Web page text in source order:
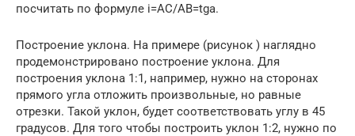
посчитать по формуле i=AC/AB=tga.
Построение уклона. На примере (рисунок ) наглядно
продемонстрировано построение уклона. Для
построения уклона 1:1, например, нужно на сторонах
прямого угла отложить произвольные, но равные
отрезки. Такой уклон, будет соответствовать углу в 45
градусов. Для того чтобы построить уклон 1:2, нужно по